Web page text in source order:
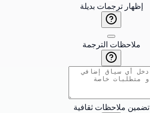
إظهار ترجمات بديلة
ملاحظات الترجمة
تضمين ملاحظات ثقافية